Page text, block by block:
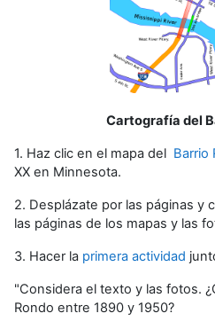
Cartografía del
1. Haz clic en el mapa del Barrio
XX en Minnesota.
2. Desplázate por las páginas y
las páginas de los mapas y las
3. Hacer la primera actividad
"Considera el texto y las fotos.
Rondo entre 1890 y 1950?